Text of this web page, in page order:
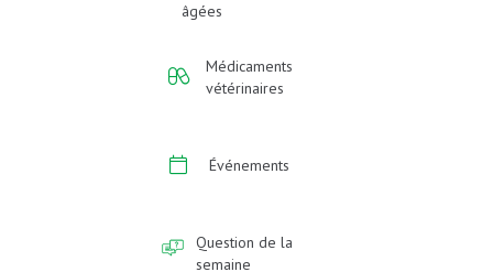
âgées
Médicaments
vétérinaires
Événements
Question de la
semaine